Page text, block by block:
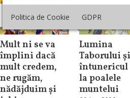
Politica de Cookie GDPR
Duminică
Mult ni se va
împlini dacă
mult credem,
ne rugăm,
nădăjduim și
Repere și idei
Lumina
Taborului și
întunericul
la poalele
muntelui